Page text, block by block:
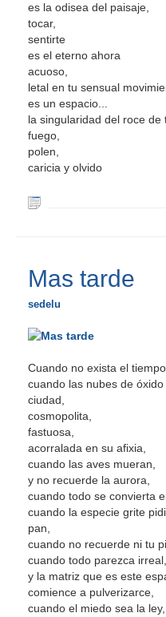
es la odisea del paisaje,
tocar,
sentirte
es el eterno ahora
acuoso,
letal en tu sensual
es un espacio...
la singularidad del roce de
fuego,
polen,
caricia y olvido
Mas tarde
sedelu
Cuando no exista el
cuando las nubes de
ciudad,
cosmopolita,
fastuosa,
acorralada en su afixia,
cuando las aves mueran,
y no recuerde la aurora,
cuando todo se convierta
cuando la especie grite
pan,
cuando no recuerde ni tu
cuando todo parezca irreal,
y la matriz que es este
comience a pulverizarce,
cuando el miedo sea la ley,